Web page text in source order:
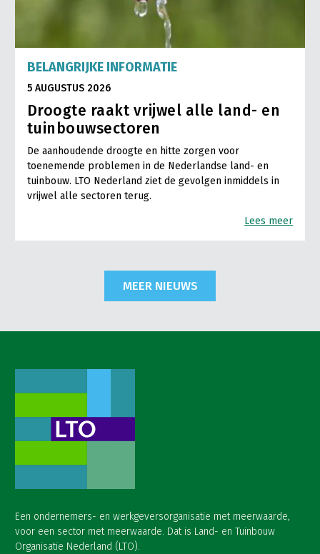
BELANGRIJKE INFORMATIE
5 AUGUSTUS 2026
Droogte raakt vrijwel alle land- en
tuinbouwsectoren
De aanhoudende droogte en hitte zorgen voor
toenemende problemen in de Nederlandse land- en
tuinbouw. LTO Nederland ziet de gevolgen inmiddels in
vrijwel alle sectoren terug.
Lees meer
MEER NIEUWS
Een ondernemers- en werkgeversorganisatie met meerwaarde,
voor een sector met meerwaarde. Dat is Land- en Tuinbouw
Organisatie Nederland (LTO).